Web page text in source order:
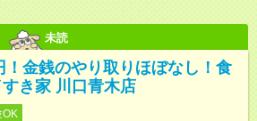
未読
！金銭のやり取りほぼなし！食
き家 川口青木店
OK